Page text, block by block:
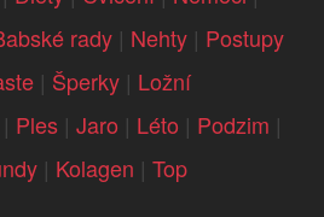
rady | Nehty | Postupy
| Šperky | Ložní
| Ples | Jaro | Léto | Podzim |
| Kolagen | Top